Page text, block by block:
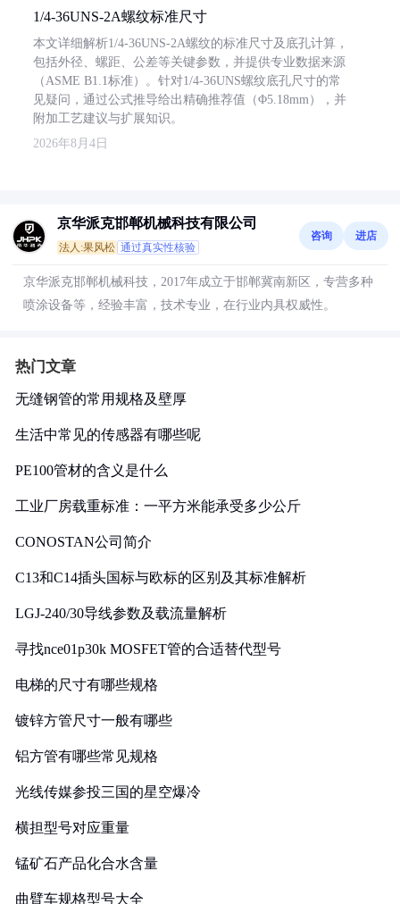
1/4-36UNS-2A螺纹标准尺寸
本文详细解析1/4-36UNS-2A螺纹的标准尺寸及底孔计算，
包括外径、螺距、公差等关键参数，并提供专业数据来源
（ASME B1.1标准）。针对1/4-36UNS螺纹底孔尺寸的常
见疑问，通过公式推导给出精确推荐值（Φ5.18mm），并
附加工艺建议与扩展知识。
2026年8月4日
京华派克邯郸机械科技有限公司
法人:果风松 通过真实性核验
咨询 进店
京华派克邯郸机械科技，2017年成立于邯郸冀南新区，专营多种
喷涂设备等，经验丰富，技术专业，在行业内具权威性。
热门文章
无缝钢管的常用规格及壁厚
生活中常见的传感器有哪些呢
PE100管材的含义是什么
工业厂房载重标准：一平方米能承受多少公斤
CONOSTAN公司简介
C13和C14插头国标与欧标的区别及其标准解析
LGJ-240/30导线参数及载流量解析
寻找nce01p30k MOSFET管的合适替代型号
电梯的尺寸有哪些规格
镀锌方管尺寸一般有哪些
铝方管有哪些常见规格
光线传媒参投三国的星空爆冷
横担型号对应重量
锰矿石产品化合水含量
曲臂车规格型号大全